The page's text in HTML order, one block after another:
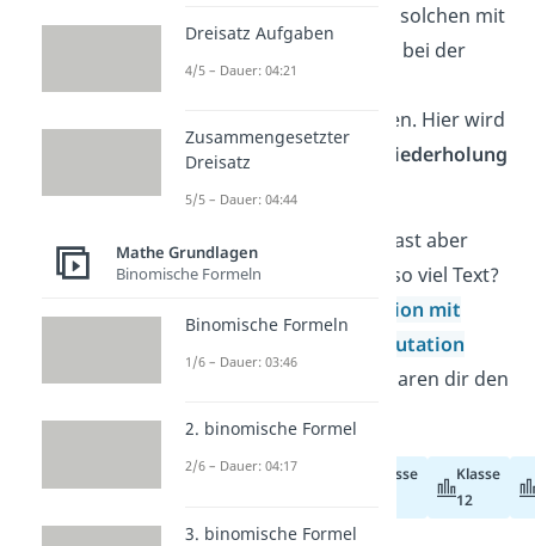
Permutationen zwischen solchen mit
oder ohne Wiederholung bei der
Berechung der
Anordnungsmöglichkeiten. Hier wird
diePermutation ohne Wiederholung
erklärt.
Du bist zwar textsicher hast aber
sicherlich keine Lust auf so viel Text?
Permutation mit
Permutation
ersparen dir den
Klasse
Klasse
12
Dreisatz Aufgaben
4/5 – Dauer: 04:21
Zusammengesetzter
Dreisatz
5/5 – Dauer: 04:44
Mathe Grundlagen
Binomische Formeln
Binomische Formeln
1/6 – Dauer: 03:46
2. binomische Formel
2/6 – Dauer: 04:17
3. binomische Formel